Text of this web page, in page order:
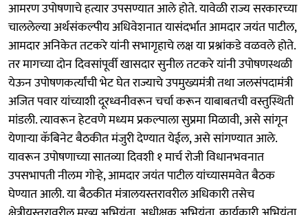
आमरण उपोषणाचे हत्यार उपसण्यात आले होते. यावेळी राज्य सरकारच्या
चाललेल्या अर्थसंकल्पीय अधिवेशनात यासंदर्भात आमदार जयंत पाटील,
आमदार अनिकेत तटकरे यांनी सभागृहाचे लक्ष या प्रश्नांकडे वळवले होते.
तर मागच्या दोन दिवसांपूर्वी खासदार सुनील तटकरे यांनी उपोषणस्थळी
येऊन उपोषणकर्त्यांची भेट घेत राज्याचे उपमुख्यमंत्री तथा जलसंपदामंत्री
अजित पवार यांच्याशी दूरध्वनीवरून चर्चा करून याबाबतची वस्तुस्थिती
मांडली. त्यावरून हेटवणे मध्यम प्रकल्पाला सुप्रमा मिळावी, असे सांगून
येणाऱ्या कॅबिनेट बैठकीत मंजुरी देण्यात येईल, असे सांगण्यात आले.
यावरून उपोषणाच्या सातव्या दिवशी १ मार्च रोजी विधानभवनात
उपसभापती नीलम गोऱ्हे, आमदार जयंत पाटील यांच्यासमवेत बैठक
घेण्यात आली. या बैठकीत मंत्रालयस्तरावरील अधिकारी तसेच